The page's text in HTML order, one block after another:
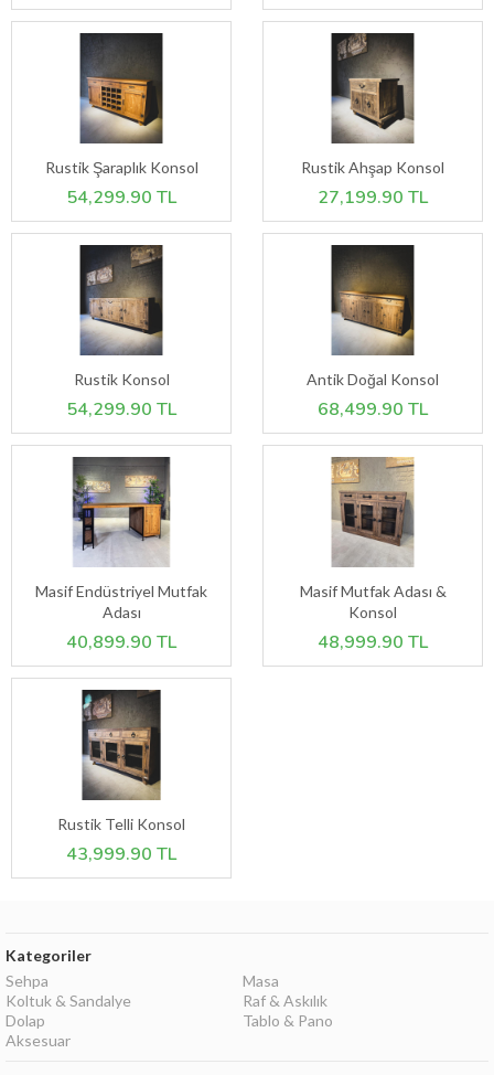
Rustik Şaraplık Konsol
54,299.90 TL
Rustik Ahşap Konsol
27,199.90 TL
Rustik Konsol
54,299.90 TL
Antik Doğal Konsol
68,499.90 TL
Masif Endüstriyel Mutfak
Adası
40,899.90 TL
Masif Mutfak Adası &
Konsol
48,999.90 TL
Rustik Telli Konsol
43,999.90 TL
Kategoriler
Sehpa
Masa
Koltuk & Sandalye
Raf & Askılık
Dolap
Tablo & Pano
Aksesuar